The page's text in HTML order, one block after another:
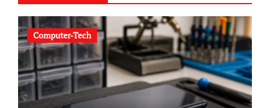
Computer-Tech